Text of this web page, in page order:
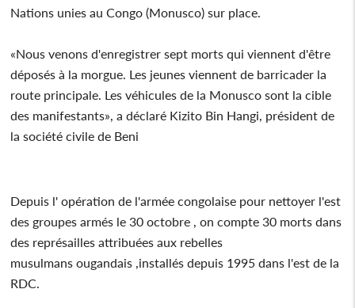
Nations unies au Congo (Monusco) sur place.
«Nous venons d'enregistrer sept morts qui viennent d'être
déposés à la morgue. Les jeunes viennent de barricader la
route principale. Les véhicules de la Monusco sont la cible
des manifestants», a déclaré Kizito Bin Hangi, président de
la société civile de Beni
Depuis l' opération de l'armée congolaise pour nettoyer l'est
des groupes armés le 30 octobre , on compte 30 morts dans
des représailles attribuées aux rebelles
musulmans ougandais ,installés depuis 1995 dans l'est de la
RDC.